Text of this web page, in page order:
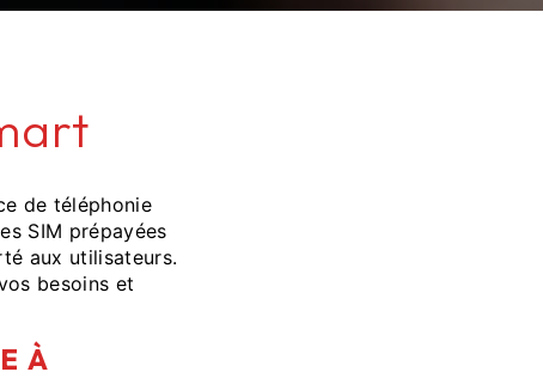
de téléphonie
SIM prépayées
aux utilisateurs.
besoins et
À